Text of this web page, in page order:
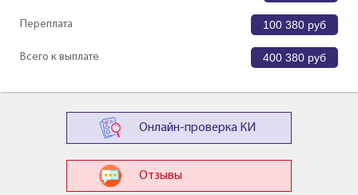
Переплата 100 380 руб
Всего к выплате 400 380 руб
Онлайн-проверка КИ
Отзывы